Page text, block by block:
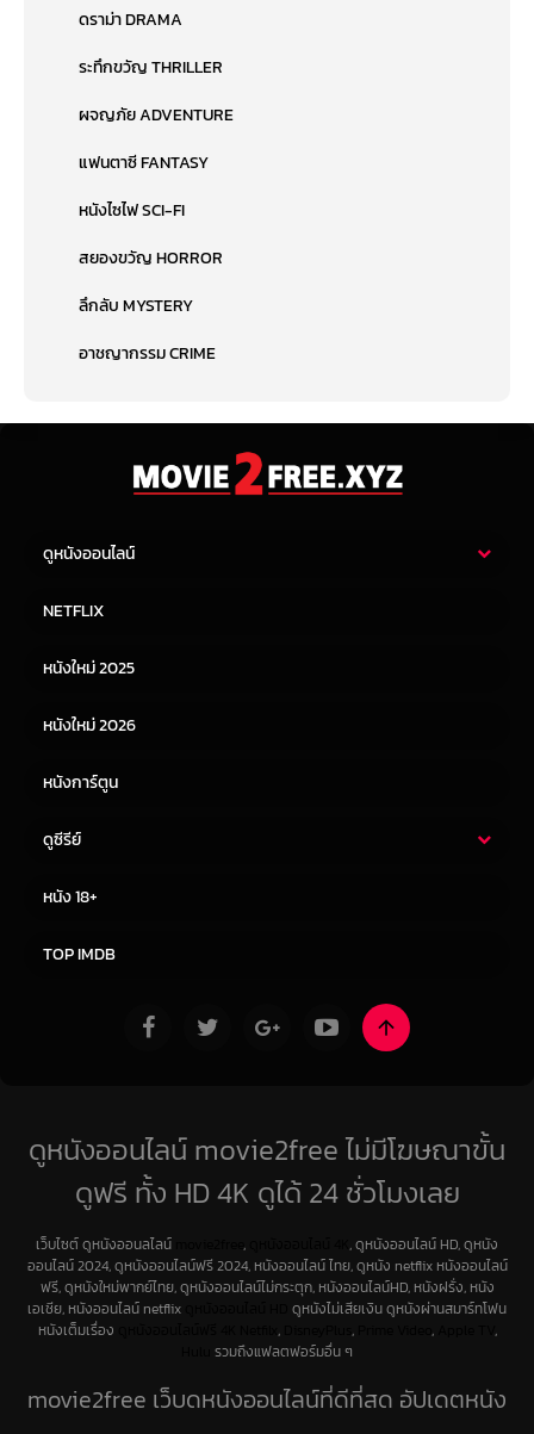
ดราม่า DRAMA
ระทึกขวัญ THRILLER
ผจญภัย ADVENTURE
แฟนตาซี FANTASY
หนังไซไฟ SCI-FI
สยองขวัญ HORROR
ลึกลับ MYSTERY
อาชญากรรม CRIME
ดูหนังออนไลน์
หนังจีน
NETFLIX
หนังใหม่ 2025
หนังใหม่ 2026
หนังการ์ตูน
ดูซีรีย์
หนัง 18+
TOP IMDB
ดูหนังออนไลน์ movie2free ไม่มีโฆษณาขั้น
ดูฟรี ทั้ง HD 4K ดูได้ 24 ชั่วโมงเลย
เว็บไซต์ ดูหนังออนลไลน์ ,
, ดูหนังออนไลน์ HD, ดูหนัง
ออนไลน์ 2024, ดูหนังออนไลน์ฟรี 2024, หนังออนไลน์ ไทย, ดูหนัง netflix หนังออนไลน์
ฟรี, ดูหนังใหม่พากย์ไทย, ดูหนังออนไลน์ไม่กระตุก, หนังออนไลน์HD, หนังฝรั่ง, หนัง
เอเชีย, หนังออนไลน์ netflix
ดูหนังไม่เสียเงิน ดูหนังผ่านสมาร์ทโฟน
หนังเต็มเรื่อง
, , ,
,
รวมถึงแฟลตฟอร์มอื่น ๆ
movie2free เว็บดูหนังออนไลน์ที่ดีที่สุด อัปเดตหนัง